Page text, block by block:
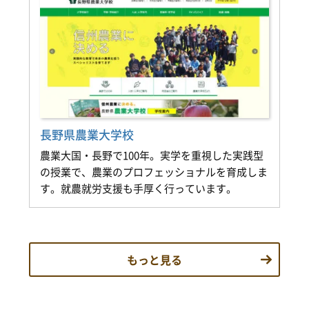
長野県農業大学校
農業大国・長野で100年。実学を重視した実践型
の授業で、農業のプロフェッショナルを育成しま
す。就農就労支援も手厚く行っています。
もっと見る